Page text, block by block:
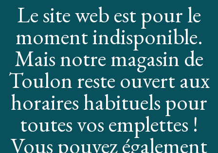
Le site web est pour le
moment indisponible.
Mais notre magasin de
Toulon reste ouvert aux
horaires habituels pour
toutes vos emplettes !
Vous pouvez également